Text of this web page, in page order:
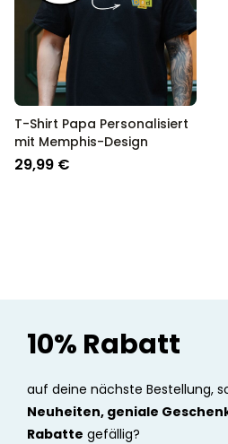
T-Shirt Papa Personalisiert
mit Memphis-Design
29,99 €
10% Rabatt
auf deine nächste Bestellung,
Neuheiten, geniale
Rabatte gefällig?